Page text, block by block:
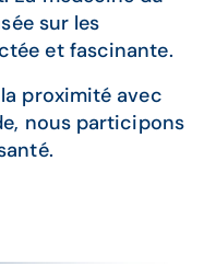
sur les
et fascinante.
proximité avec
nous participons